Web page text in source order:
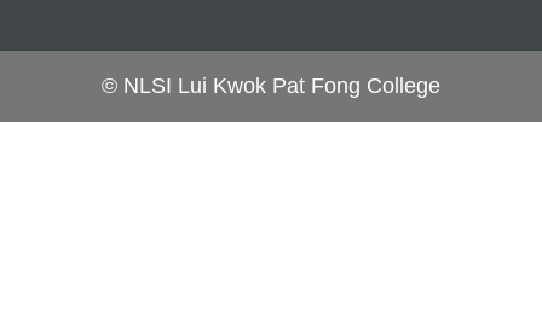
© NLSI Lui Kwok Pat Fong College